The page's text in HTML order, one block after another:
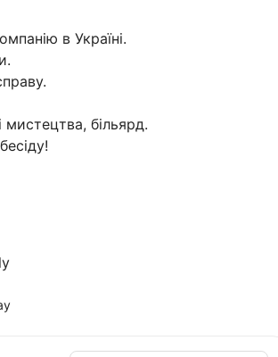
в Україні.
мистецтва, більярд.